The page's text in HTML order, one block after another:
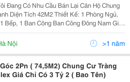
Đang Có Nhu Cầu Bán Lại Căn Hộ Chung
42M2 Thiết Kế: 1 Phòng Ngủ,
Công Ban Công Đông Nam Giá
Liên
900
Nội >1 năm
2Pn ( 74,5M2) Chung Cư Tràng
Giá Chỉ Có 3 Tỷ 2 ( Bao Tên)